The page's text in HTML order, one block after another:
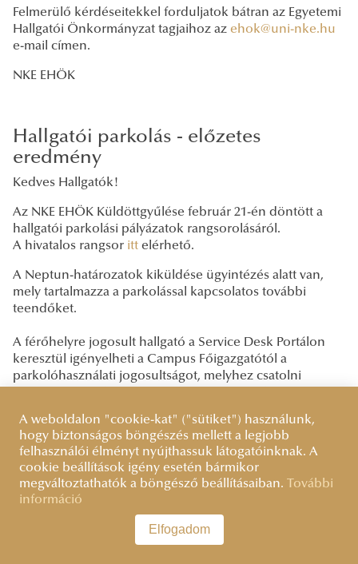
Felmerülő kérdéseitekkel forduljatok bátran az Egyetemi
Hallgatói Önkormányzat tagjaihoz az ehok@uni-nke.hu
e-mail címen.
NKE EHÖK
Hallgatói parkolás - előzetes
eredmény
Kedves Hallgatók!
Az NKE EHÖK Küldöttgyűlése február 21-én döntött a
hallgatói parkolási pályázatok rangsorolásáról.
A hivatalos rangsor itt elérhető.
A Neptun-határozatok kiküldése ügyintézés alatt van,
mely tartalmazza a parkolással kapcsolatos további
teendőket.
A férőhelyre jogosult hallgató a Service Desk Portálon
keresztül igényelheti a Campus Főigazgatótól a
parkolóhasználati jogosultságot, melyhez csatolni
parkolóhasználat belépőkártyán történő rögzítéséről.
Az igénylést az alábbi módon tehetitek meg:
Service Desk portál >Campus Igazgatóság >Hallgató
parkolás >EHÖK hallgatói parkolási rendszer
A döntés dokumentációi itt elérhetőek:
A weboldalon "cookie-kat" ("sütiket") használunk,
hogy biztonságos böngészés mellett a legjobb
felhasználói élményt nyújthassuk látogatóinknak. A
cookie beállítások igény esetén bármikor
megváltoztathatók a böngésző beállításaiban.
További
információ
Elfogadom